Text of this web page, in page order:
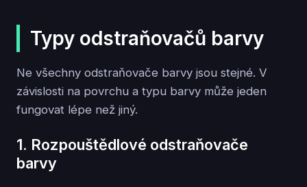
Typy odstraňovačů barvy
Ne všechny odstraňovače barvy jsou stejné. V
závislosti na povrchu a typu barvy může jeden
fungovat lépe než jiný.
1. Rozpouštědlové odstraňovače
barvy